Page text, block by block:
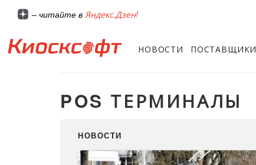
– читайте в Яндекс.Дзен!
НОВОСТИ ПОСТАВЩИКИ
POS ТЕРМИНАЛЫ
НОВОСТИ